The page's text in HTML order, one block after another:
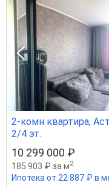
2-комн квартира,
2/4 эт.
10 299 000 ₽
185 903 ₽ за м2
Ипотека от 22 887 ₽ в